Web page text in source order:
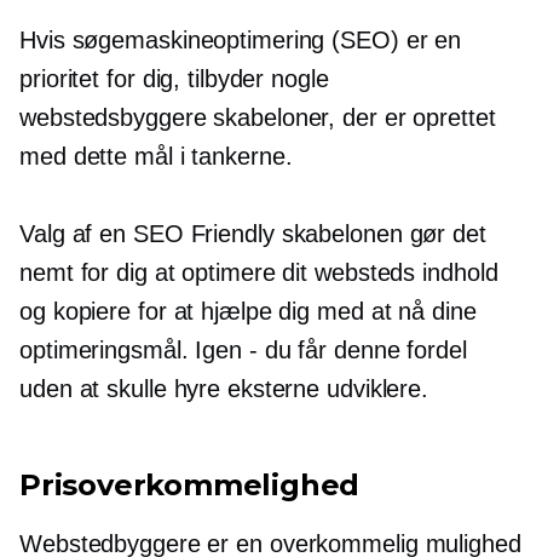
Hvis søgemaskineoptimering (SEO) er en
prioritet for dig, tilbyder nogle
webstedsbyggere skabeloner, der er oprettet
med dette mål i tankerne.
Valg af en SEO Friendlyskabelonen gør det
nemt for dig at optimere dit websteds indhold
og kopiere for at hjælpe dig med at nå dine
optimeringsmål. Igen - du får denne fordel
uden at skulle hyre eksterne udviklere.
Prisoverkommelighed
Webstedbyggere er en overkommelig mulighed